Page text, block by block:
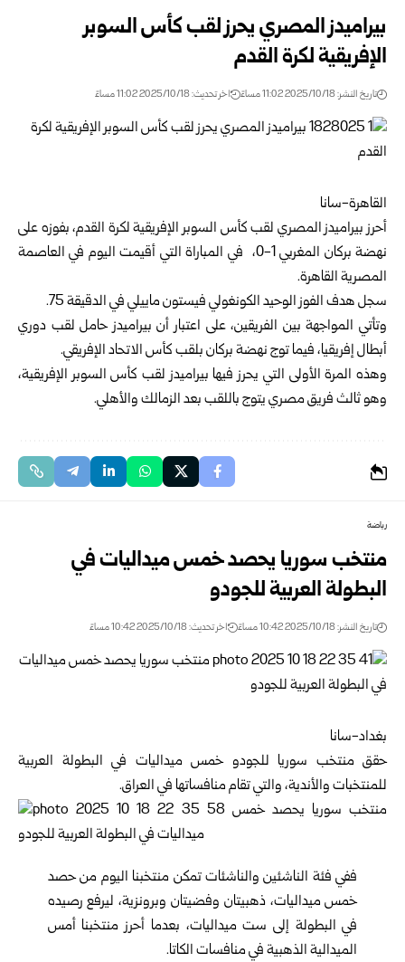
بيراميدز المصري يحرز لقب كأس السوبر
الإفريقية لكرة القدم
تاريخ النشر: 2025/10/18 11:02 مساءً اخر تحديث: 2025/10/18 11:02 مساءً
القاهرة-سانا
أحرز بيراميدز المصري لقب كأس السوبر الإفريقية لكرة القدم، بفوزه على
نهضة بركان المغربي 1-0، في المباراة التي أقيمت اليوم في العاصمة
المصرية القاهرة.
سجل هدف الفوز الوحيد الكونغولي فيستون ماييلي في الدقيقة 75.
وتأتي المواجهة بين الفريقين، على اعتبار أن بيراميدز حامل لقب دوري
أبطال إفريقيا، فيما توج نهضة بركان بلقب كأس الاتحاد الإفريقي.
وهذه المرة الأولى التي يحرز فيها بيراميدز لقب كأس السوبر الإفريقية،
وهو ثالث فريق مصري يتوج باللقب بعد الزمالك والأهلي.
رياضة
منتخب سوريا يحصد خمس ميداليات في
البطولة العربية للجودو
تاريخ النشر: 2025/10/18 10:42 مساءً اخر تحديث: 2025/10/18 10:42 مساءً
بغداد-سانا
حقق منتخب سوريا للجودو خمس ميداليات في البطولة العربية
للمنتخبات والأندية، والتي تقام منافساتها في العراق.
ففي فئة الناشئين والناشئات تمكن منتخبنا اليوم من حصد
خمس ميداليات، ذهبيتان وفضيتان وبرونزية، ليرفع رصيده
في البطولة إلى ست ميداليات، بعدما أحرز منتخبنا أمس
الميدالية الذهبية في منافسات الكاتا.